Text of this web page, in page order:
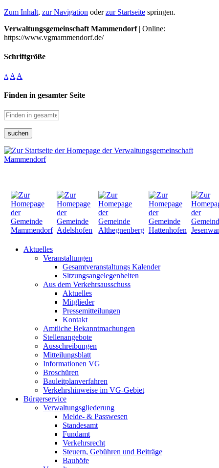
Zum Inhalt, zur Navigation oderzur Startseite springen.
Verwaltungsgemeinschaft Mammendorf| Online:
https://www.vgmammendorf.de/
Schriftgröße
A A A
Finden in gesamter Seite
suchen
Aktuelles
Veranstaltungen
Gesamtveranstaltungs Kalender
Sitzungsangelegenheiten
Aus dem Verkehrsausschuss
Aktuelles
Mitglieder
Pressemitteilungen
Kontakt
Amtliche Bekanntmachungen
Stellenangebote
Ausschreibungen
Mitteilungsblatt
Informationen VG
Broschüren
Bauleitplanverfahren
Verkehrshinweise im VG-Gebiet
Bürgerservice
Verwaltungsgliederung
Melde- & Passwesen
Standesamt
Fundamt
Verkehrsrecht
Steuern, Gebühren und Beiträge
Bauhöfe